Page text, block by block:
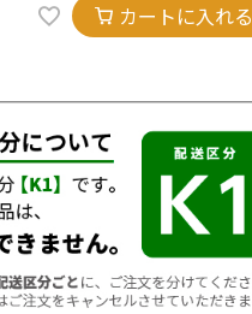
カートに入れる